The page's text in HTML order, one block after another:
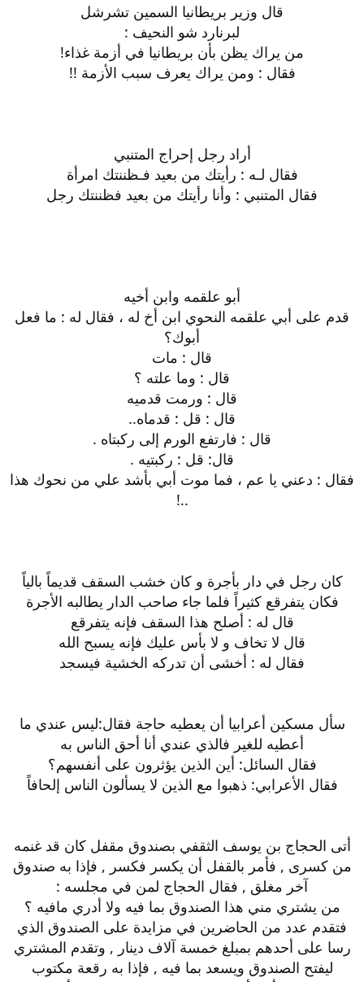
قال وزير بريطانيا السمين تشرشل
لبرنارد شو النحيف :
من يراك يظن بأن بريطانيا في أزمة غذاء!
فقال : ومن يراك يعرف سبب الأزمة !!
أراد رجل إحراج المتنبي
فقال لـه : رأيتك من بعيد فـظننتك امرأة
فقال المتنبي : وأنا رأيتك من بعيد فظننتك رجل
أبو علقمه وابن أخيه
قدم على أبي علقمه النحوي ابن أخ له ، فقال له : ما فعل
أبوك؟
قال : مات
قال : وما علته ؟
قال : ورمت قدميه
قال : قل : قدماه..
قال : فارتفع الورم إلى ركبتاه .
قال: قل : ركبتيه .
فقال : دعني يا عم ، فما موت أبي بأشد علي من نحوك هذا
..!
كان رجل في دار بأجرة و كان خشب السقف قديماً بالياً
فكان يتفرقع كثيراً فلما جاء صاحب الدار يطالبه الأجرة
قال له : أصلح هذا السقف فإنه يتفرقع
قال لا تخاف و لا بأس عليك فإنه يسبح الله
فقال له : أخشى أن تدركه الخشية فيسجد
سأل مسكين أعرابيا أن يعطيه حاجة فقال:ليس عندي ما
أعطيه للغير فالذي عندي أنا أحق الناس به
فقال السائل: أين الذين يؤثرون على أنفسهم؟
فقال الأعرابي: ذهبوا مع الذين لا يسألون الناس إلحافاً
أتى الحجاج بن يوسف الثقفي بصندوق مقفل كان قد غنمه
من كسرى , فأمر بالقفل أن يكسر فكسر , فإذا به صندوق
آخر مغلق , فقال الحجاج لمن في مجلسه :
من يشتري مني هذا الصندوق بما فيه ولا أدري مافيه ؟
فتقدم عدد من الحاضرين في مزايدة على الصندوق الذي
رسا على أحدهم بمبلغ خمسة آلاف دينار , وتقدم المشتري
ليفتح الصندوق ويسعد بما فيه , فإذا به رقعة مكتوب